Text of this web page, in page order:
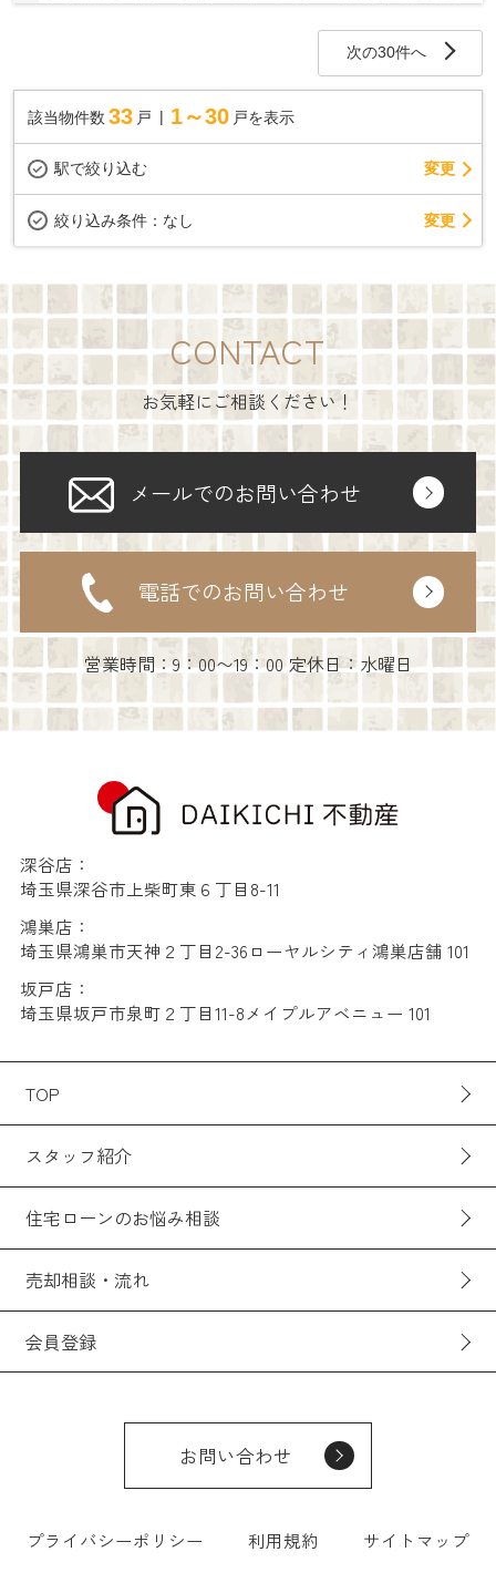
な新生活！ 経験豊富なキャリアのあるスタ...
次の30件へ
該当物件数 33 戸 1～30 戸を表示
駅で絞り込む 変更
絞り込み条件： なし 変更
CONTACT
お気軽にご相談ください！
メールでのお問い合わせ
電話でのお問い合わせ
営業時間：9：00〜19：00 定休日：水曜日
深谷店：
埼玉県深谷市上柴町東６丁目8-11
鴻巣店：
埼玉県鴻巣市天神２丁目2-36ローヤルシティ鴻巣店舗 101
坂戸店：
埼玉県坂戸市泉町２丁目11-8メイプルアベニュー 101
TOP
スタッフ紹介
住宅ローンのお悩み相談
売却相談・流れ
会員登録
お問い合わせ
プライバシーポリシー 利用規約 サイトマップ